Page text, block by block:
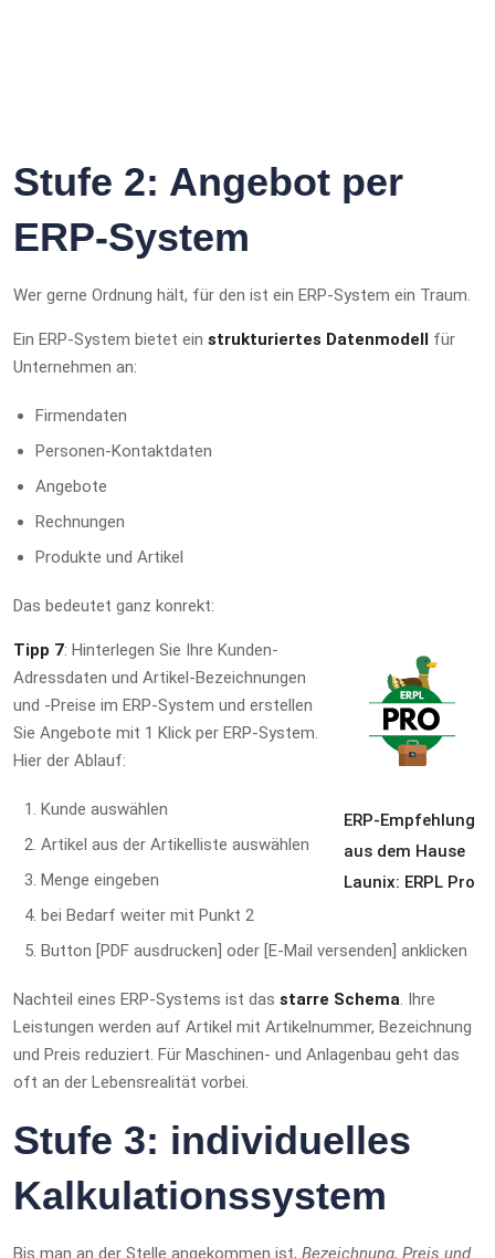
Stufe 2: Angebot per
ERP-System
Wer gerne Ordnung hält, für den ist ein ERP-System ein Traum.
Ein ERP-System bietet ein strukturiertes Datenmodell für
Unternehmen an:
Firmendaten
Personen-Kontaktdaten
Angebote
Rechnungen
Produkte und Artikel
Das bedeutet ganz konrekt:
ERP-Empfehlung
aus dem Hause
Launix: ERPL Pro
Tipp 7: Hinterlegen Sie Ihre Kunden-
Adressdaten und Artikel-Bezeichnungen
und -Preise im ERP-System und erstellen
Sie Angebote mit 1 Klick per ERP-System.
Hier der Ablauf:
Kunde auswählen
Artikel aus der Artikelliste auswählen
Menge eingeben
bei Bedarf weiter mit Punkt 2
Button [PDF ausdrucken] oder [E-Mail versenden] anklicken
Nachteil eines ERP-Systems ist das starre Schema. Ihre
Leistungen werden auf Artikel mit Artikelnummer, Bezeichnung
und Preis reduziert. Für Maschinen- und Anlagenbau geht das
oft an der Lebensrealität vorbei.
Stufe 3: individuelles
Kalkulationssystem
Bis man an der Stelle angekommen ist, Bezeichnung, Preis und